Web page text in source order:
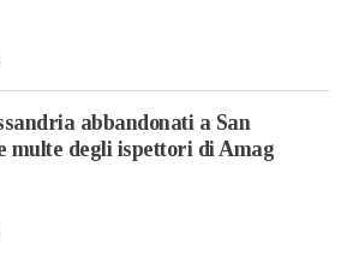
abbandonati a San
multe degli ispettori di Amag